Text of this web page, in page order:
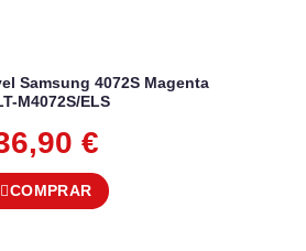
Samsung 4072S Magenta
M4072S/ELS
€
COMPRAR